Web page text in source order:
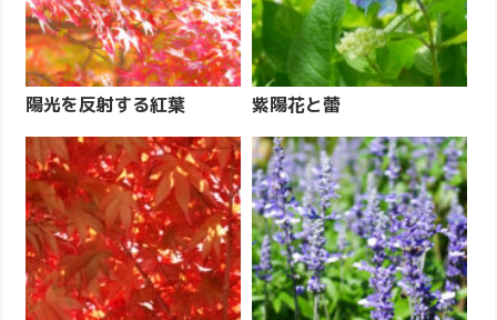
陽光を反射する紅葉 紫陽花と蕾